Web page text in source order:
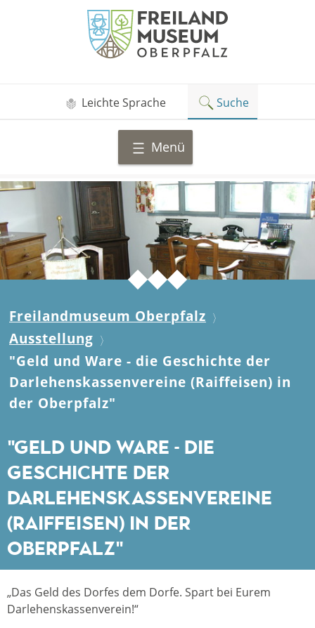
Freilandmuseum
Oberpfalz
Leichte Sprache Suche
Menü
Freilandmuseum Oberpfalz
Ausstellung
"Geld und Ware - die Geschichte der
Darlehenskassenvereine (Raiffeisen) in
der Oberpfalz"
"Geld und Ware - die
Geschichte der
Darlehenskassenvereine
(Raiffeisen) in der
Oberpfalz"
„Das Geld des Dorfes dem Dorfe. Spart bei Eurem
Darlehenskassenverein!“